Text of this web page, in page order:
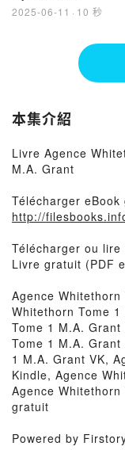
2025-06-11 · 10 秒
本集介紹
Livre Agence
M.A. Grant
Télécharger
http://
Télécharger ou lire
Livre gratuit (PDF
Agence
Whitethorn Tome
Tome 1 M.A.
Tome 1 M.A.
1 M.A. Grant VK,
Kindle, Agence
Agence
gratuit
Powered by